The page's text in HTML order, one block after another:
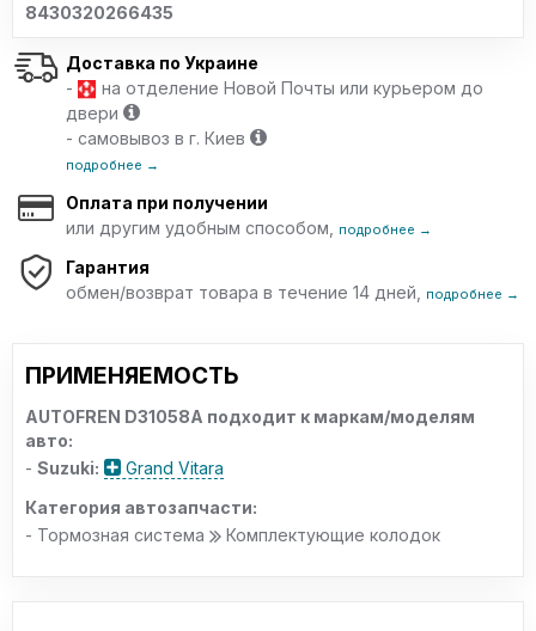
8430320266435
Доставка по Украине
-
на отделение Новой Почты или курьером до
двери
- самовывоз в г. Киев
подробнее →
Оплата при получении
или другим удобным способом,
подробнее →
Гарантия
обмен/возврат товара в течение 14 дней,
подробнее →
ПРИМЕНЯЕМОСТЬ
AUTOFREN D31058A подходит к маркам/моделям
авто:
- Suzuki:
Grand Vitara
Категория автозапчасти:
- Тормозная система
Комплектующие колодок